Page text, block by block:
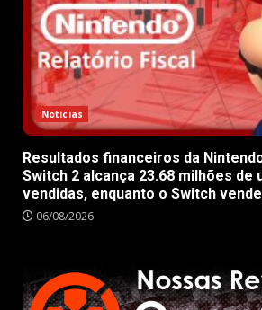
Notícias
Resultados financeiros da
Switch 2 alcança 23.68 milhões de
vendidas, enquanto o Switch
06/08/2026